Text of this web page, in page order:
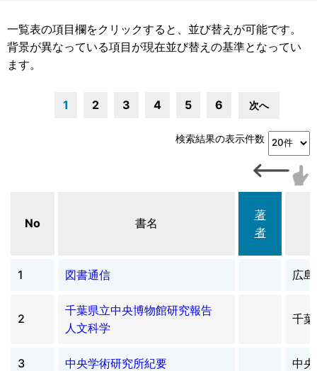
一覧表の項目欄をクリックすると、並び替えが可能です。
背景が異なっている項目が現在並び替えの基準となってい
ます。
1 2 3 4 5 6 次へ
検索結果の表示件数
No 書名
著
者
1 図書通信 広
2
千葉県立中央博物館研究報告
人文科学
千
3 中央学術研究所紀要 中